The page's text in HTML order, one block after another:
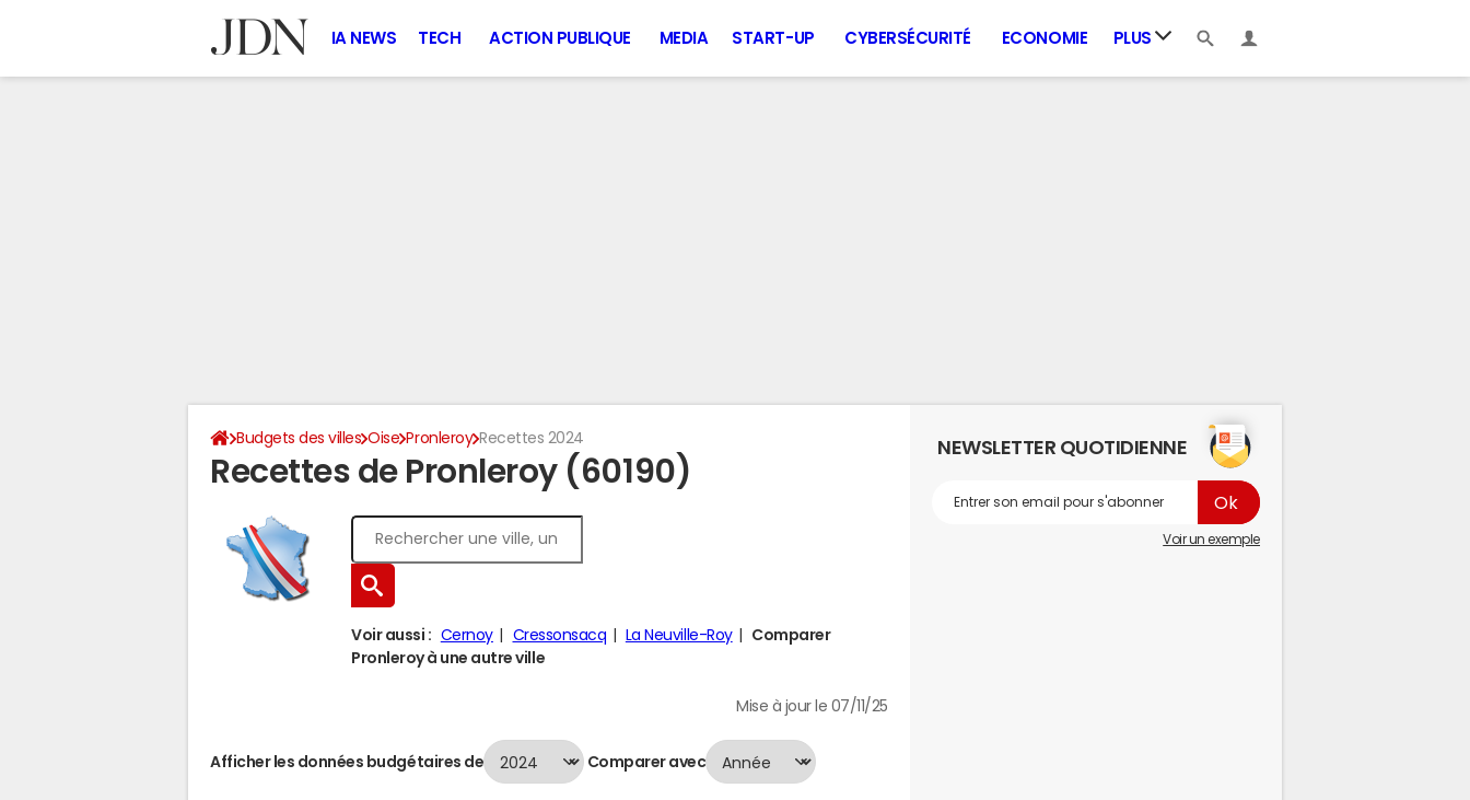
IA NEWS TECH ACTION PUBLIQUE MEDIA START-UP CYBERSÉCURITÉ ECONOMIE PLUS
Budgets des villes Oise Pronleroy Recettes 2024
Recettes de Pronleroy (60190)
Voir aussi : Cernoy Cressonsacq La Neuville-Roy
Comparer
Pronleroy à une autre ville
Mise à jour le 07/11/25
Afficher les données budgétaires de Comparer avec
NEWSLETTER QUOTIDIENNE
Voir un exemple